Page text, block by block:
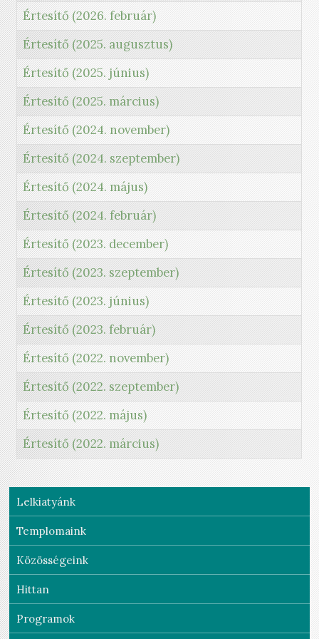
Értesítő (2026. február)
Értesítő (2025. augusztus)
Értesítő (2025. június)
Értesítő (2025. március)
Értesítő (2024. november)
Értesítő (2024. szeptember)
Értesítő (2024. május)
Értesítő (2024. február)
Értesítő (2023. december)
Értesítő (2023. szeptember)
Értesítő (2023. június)
Értesítő (2023. február)
Értesítő (2022. november)
Értesítő (2022. szeptember)
Értesítő (2022. május)
Értesítő (2022. március)
Lelkiatyánk
Templomaink
Közösségeink
Hittan
Programok